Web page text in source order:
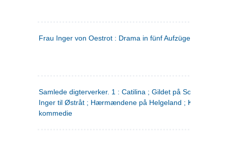
Frau Inger von Oestrot : Drama in fünf Aufzügen
Samlede digterverker. 1 : Catilina ; Gildet på Solhaug ; Fru
Inger til Østråt ; Hærmændene på Helgeland ;
kommedie